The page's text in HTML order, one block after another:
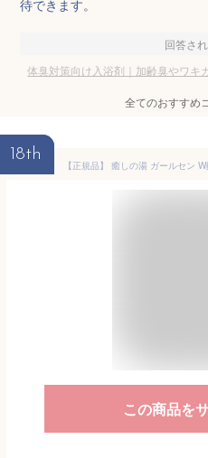
待できます。
回答さ
体臭対策向け入浴剤｜加齢臭やワキ
全てのおすすめ
18th
この商品を